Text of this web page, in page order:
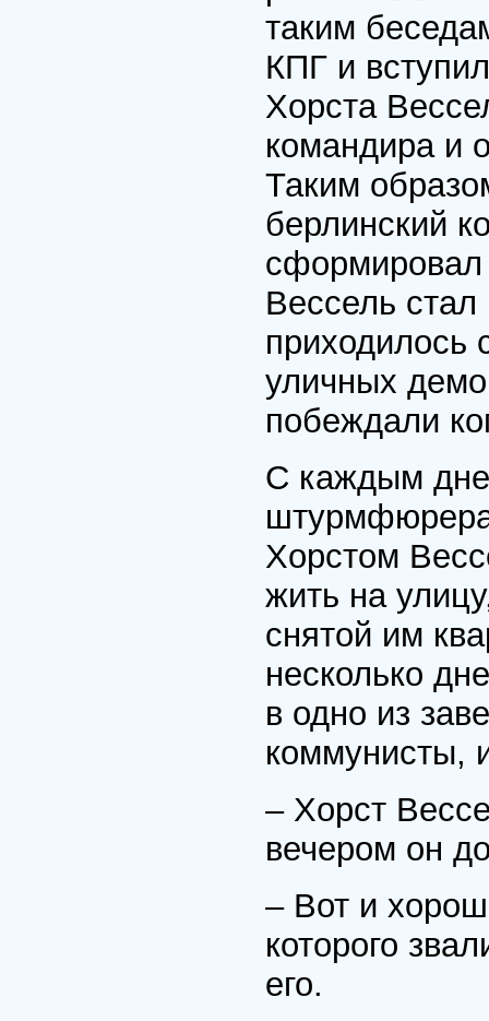
таким
КПГ и
Хорста
командира и
Таким
берлинский
сформировал
Вессель
приходилось
уличных
побеждали
С каждым
Хорстом
жить на
снятой им
несколько
в одно из
коммунисты,
– Хорст
вечером он
– Вот и
которого
его.